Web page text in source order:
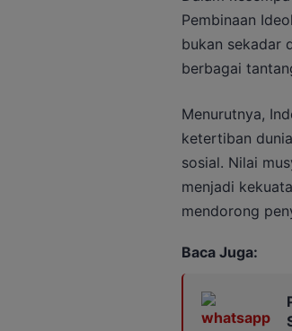
Pembinaan
bukan sekadar
berbagai
Menurutnya,
ketertiban
sosial. Nilai
menjadi
mendorong
Baca Juga: